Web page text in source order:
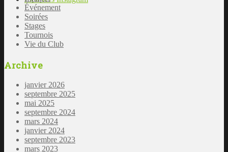
Événement
Soirées
Stages
Tournois
Vie du Club
Archive
janvier 2026
septembre 2025
mai 2025
septembre 2024
mars 2024
janvier 2024
septembre 2023
mars 2023